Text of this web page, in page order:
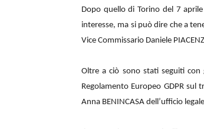
Dopo quello di Torino del 7
interesse, ma si può dire che a
Vice Commissario Daniele
Oltre a ciò sono stati seguiti
Regolamento Europeo GDPR
Anna BENINCASA dell’ufficio